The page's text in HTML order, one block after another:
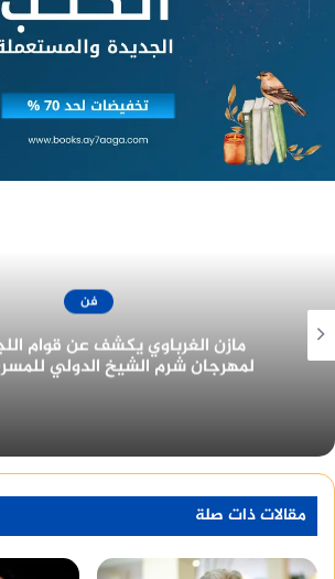
فن
جزيرة غمام يحتل نصيب الأسد من
القاهرة للدراما في دورته الأولى
مقالات ذات صلة